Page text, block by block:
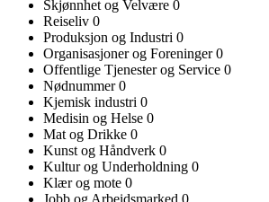
Skjønnhet og Velvære 0
Reiseliv 0
Produksjon og Industri 0
Organisasjoner og Foreninger0
Offentlige Tjenester og Service 0
Nødnummer0
Kjemisk industri 0
Medisin og Helse 0
Mat og Drikke 0
Kunst og Håndverk 0
Kultur og Underholdning 0
Klær og mote 0
Jobb og Arbeidsmarked 0